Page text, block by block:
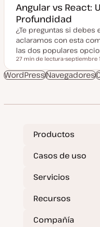
Angular vs React:
Profundidad
¿Te preguntas si debes
aclaramos con esta
las dos populares
Tiempo de lectura
27 min de lectura
e
c
c
i
d
a
septiembre
WordPressNavegadores
Productos
Casos de uso
Servicios
Recursos
Compañía